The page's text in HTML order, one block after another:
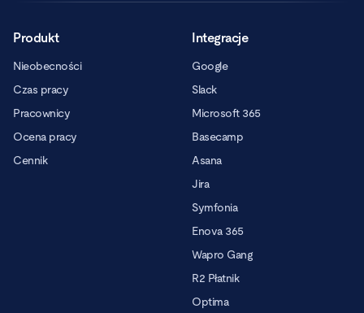
Produkt
Nieobecności
Czas pracy
Pracownicy
Ocena pracy
Cennik
Integracje
Google
Slack
Microsoft 365
Basecamp
Asana
Jira
Symfonia
Enova 365
Wapro Gang
R2 Płatnik
Optima